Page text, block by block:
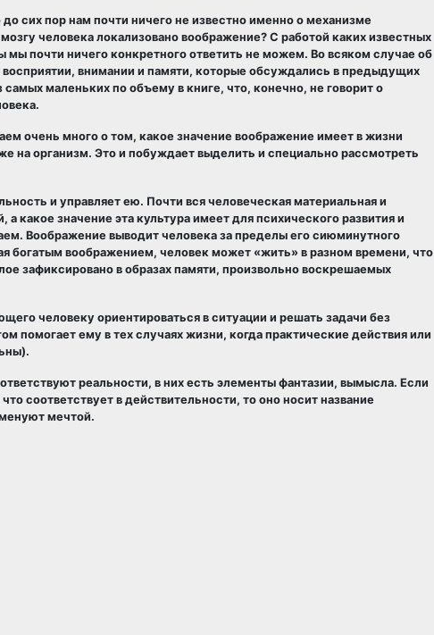
сих пор нам почти ничего не известно именно о механизме
человека локализовано воображение? С работой каких известных
почти ничего конкретного ответить не можем. Во всяком случае об
внимании и памяти, которые обсуждались в предыдущих
самых маленьких по объему в книге, что, конечно, не говорит о
очень много о том, какое значение воображение имеет в жизни
на организм. Это и побуждает выделить и специально рассмотреть
и управляет ею. Почти вся человеческая материальная и
какое значение эта культура имеет для психического развития и
Воображение выводит человека за пределы его сиюминутного
богатым воображением, человек может «жить» в разном времени, что
зафиксировано в образах памяти, произвольно воскрешаемых
человеку ориентироваться в ситуации и решать задачи без
помогает ему в тех случаях жизни, когда практические действия или
реальности, в них есть элементы фантазии, вымысла. Если
соответствует в действительности, то оно носит название
мечтой.